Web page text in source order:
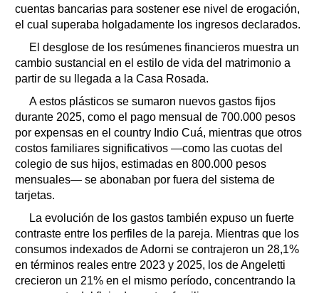
cuentas bancarias para sostener ese nivel de erogación,
el cual superaba holgadamente los ingresos declarados.
El desglose de los resúmenes financieros muestra un
cambio sustancial en el estilo de vida del matrimonio a
partir de su llegada a la Casa Rosada.
A estos plásticos se sumaron nuevos gastos fijos
durante 2025, como el pago mensual de 700.000 pesos
por expensas en el country Indio Cuá, mientras que otros
costos familiares significativos —como las cuotas del
colegio de sus hijos, estimadas en 800.000 pesos
mensuales— se abonaban por fuera del sistema de
tarjetas.
La evolución de los gastos también expuso un fuerte
contraste entre los perfiles de la pareja. Mientras que los
consumos indexados de Adorni se contrajeron un 28,1%
en términos reales entre 2023 y 2025, los de Angeletti
crecieron un 21% en el mismo período, concentrando la